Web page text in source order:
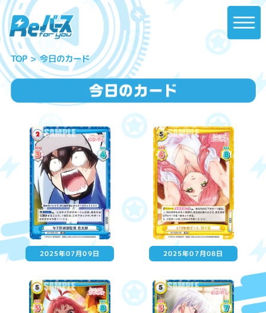
TOP 今日のカード
2025年07月09日 2025年07月08日